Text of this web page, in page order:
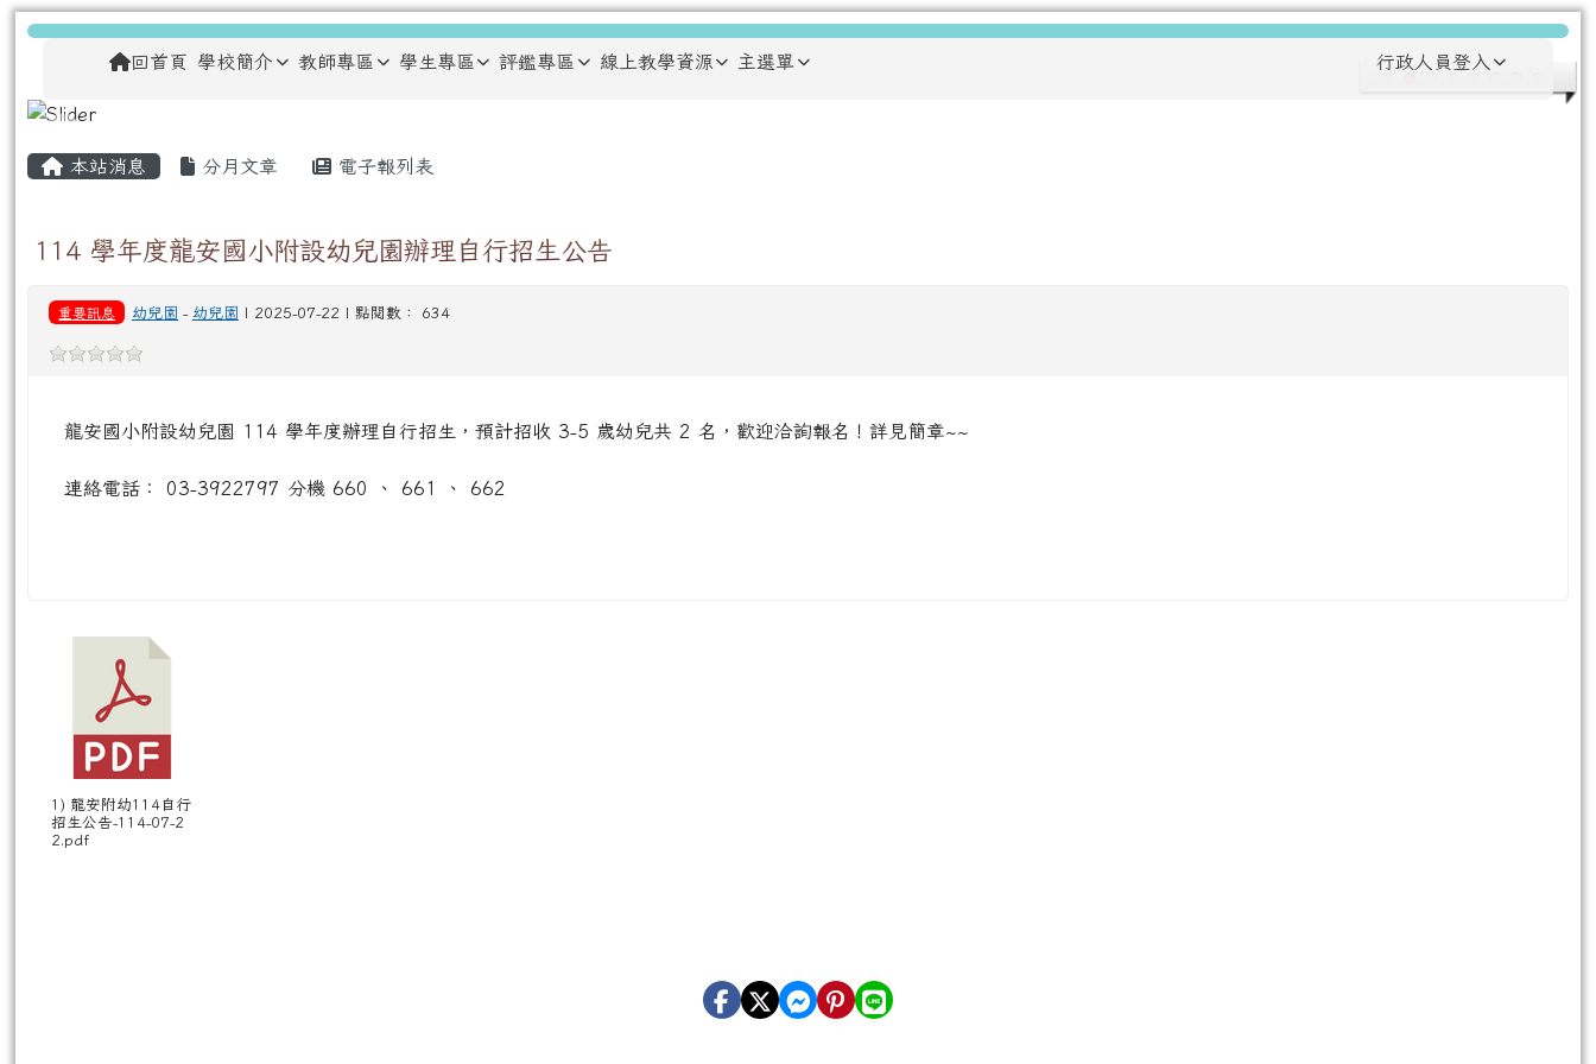
跳至主內容區
龍安國民小學
導覽列回首頁 學校簡介 教師專區 學生專區 評鑑專區 線上教學資源 主選單 行政人員登入
主內容區域
本站消息 分月文章 電子報列表
114 學年度龍安國小附設幼兒園辦理自行招生公告
重要訊息 幼兒園 - 幼兒園 | 2025-07-22 | 點閱數： 634
龍安國小附設幼兒園 114 學年度辦理自行招生，預計招收 3-5 歲幼兒共 2 名，歡迎洽詢報名！詳見簡章~~
連絡電話： 03-3922797 分機 660 、 661 、 662
1) 龍安附幼114自行
招生公告-114-07-2
2.pdf
頁尾區域